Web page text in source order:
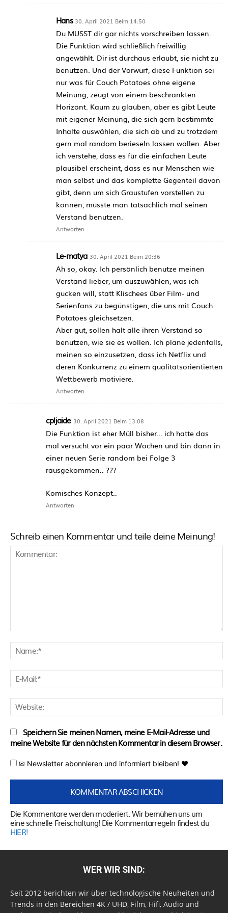
Hans 30. April 2021 Beim 14:50
Du MUSST dir gar nichts vorschreiben lassen.
Die Funktion wird schließlich freiwillig
angewählt. Dir ist durchaus erlaubt, sie nicht zu
benutzen. Und der Vorwurf, diese Funktion sei
nur was für Couch Potatoes ohne eigene
Meinung, zeugt von einem beschränkten
Horizont. Kaum zu glauben, aber es gibt Leute
mit eigener Meinung, die sich gern bestimmte
Inhalte auswählen, die sich ab und zu trotzdem
gern mal random berieseln lassen wollen. Aber
ich verstehe, dass es für die einfachen Leute
plausibel erscheint, dass es nur Menschen wie
man selbst und das komplette Gegenteil davon
gibt, denn um sich Graustufen vorstellen zu
können, müsste man tatsächlich mal seinen
Verstand benutzen.
Antworten
Le-matya 30. April 2021 Beim 20:36
Ah so, okay. Ich persönlich benutze meinen
Verstand lieber, um auszuwählen, was ich
gucken will, statt Klischees über Film- und
Serienfans zu begünstigen, die uns mit Couch
Potatoes gleichsetzen.
Aber gut, sollen halt alle ihren Verstand so
benutzen, wie sie es wollen. Ich plane jedenfalls,
meinen so einzusetzen, dass ich Netflix und
deren Konkurrenz zu einem qualitätsorientierten
Wettbewerb motiviere.
Antworten
cpljaide 30. April 2021 Beim 13:08
Die Funktion ist eher Müll bisher… ich hatte das
mal versucht vor ein paar Wochen und bin dann in
einer neuen Serie random bei Folge 3
rausgekommen.. ???
Komisches Konzept..
Antworten
Schreib einen Kommentar und teile deine Meinung!
Speichern Sie meinen Namen, meine E-Mail-Adresse und
meine Website für den nächsten Kommentar in diesem Browser.
✉ Newsletter abonnieren und informiert bleiben! ♥
Die Kommentare werden moderiert. Wir bemühen uns um
eine schnelle Freischaltung! Die Kommentarregeln findest du
HIER!
WER WIR SIND:
Seit 2012 berichten wir über technologische Neuheiten und
Trends in den Bereichen 4K / UHD, Film, Hifi, Audio und